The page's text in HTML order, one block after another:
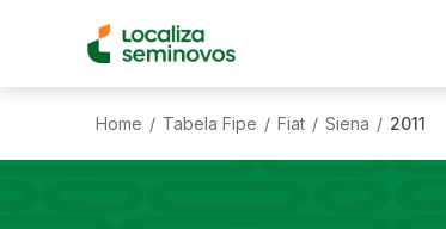
Home / Tabela Fipe / Fiat / Siena / 2011